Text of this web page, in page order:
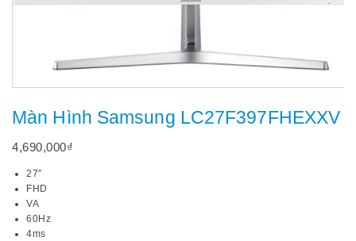
Màn Hình Samsung LC27F397FHEXXV
4,690,000₫
27″
FHD
VA
60Hz
4ms